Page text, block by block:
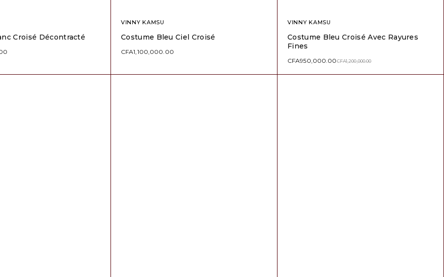
Croisé Décontracté
VINNY KAMSU
Costume Bleu Ciel Croisé
CFA1,100,000.00
VINNY KAMSU
Costume Bleu Croisé Avec Rayures
Fines
CFA1,200,000.00
CFA950,000.00